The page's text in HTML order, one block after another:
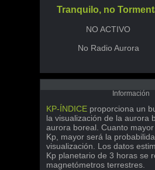
Tranquilo, no
NO ACTIVO
No Radio Aurora
Información
KP-ÍNDICE proporciona un
la visualización de la aurora
aurora boreal. Cuanto
Kp, mayor será la
visualización. Los datos
Kp planetario de 3 horas se
magnetómetros terrestres.